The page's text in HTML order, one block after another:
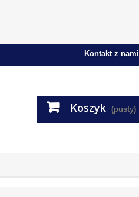
Kontakt z nami
Koszyk (pusty)